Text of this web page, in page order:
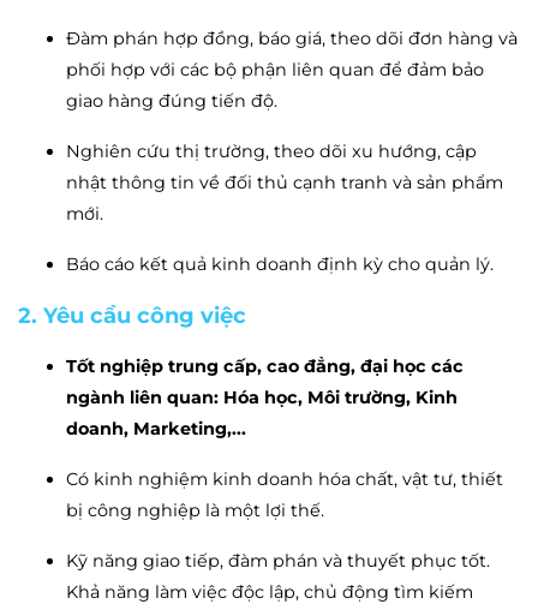
Đàm phán hợp đồng, báo giá, theo dõi đơn hàng và
phối hợp với các bộ phận liên quan để đảm bảo
giao hàng đúng tiến độ.
Nghiên cứu thị trường, theo dõi xu hướng, cập
nhật thông tin về đối thủ cạnh tranh và sản phẩm
mới.
Báo cáo kết quả kinh doanh định kỳ cho quản lý.
2. Yêu cầu công việc
Tốt nghiệp trung cấp, cao đẳng, đại học các
ngành liên quan: Hóa học, Môi trường, Kinh
doanh, Marketing,...
Có kinh nghiệm kinh doanh hóa chất, vật tư, thiết
bị công nghiệp là một lợi thế.
Kỹ năng giao tiếp, đàm phán và thuyết phục tốt.
Khả năng làm việc độc lập, chủ động tìm kiếm